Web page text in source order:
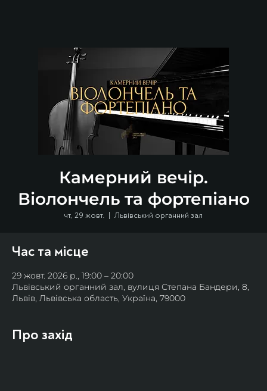
Камерний вечір.
Віолончель та фортепіано
чт, 29 жовт.
  |
Львівський органний зал
Час та місце
29 жовт. 2026 р., 19:00 – 20:00
Львівський органний зал, вулиця Степана Бандери, 8,
Львів, Львівська область, Україна, 79000
Про захід